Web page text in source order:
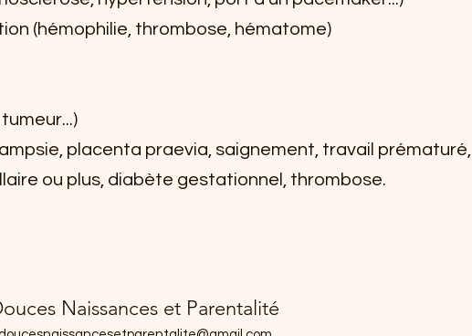
(hémophilie, thrombose, hématome)
placenta praevia, saignement, travail prématuré,
ou plus, diabète gestationnel, thrombose.
Naissances et Parentalité